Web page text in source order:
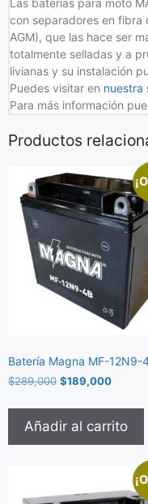
Las baterías para moto
con separadores en fibra
AGM), que las hace ser
totalmente selladas y a
livianas y su instalación
Puedes visitar en nuestra
Para más información
Productos
Batería Magna MF-12N9-
$289,000 $189,000
Añadir al carrito